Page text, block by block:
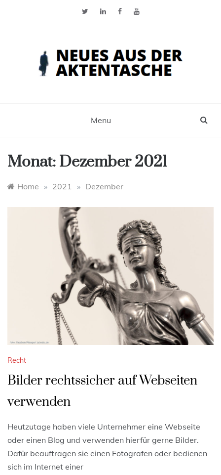
Menu
Monat: Dezember 2021
Home » 2021 » Dezember
Recht
Bilder rechtssicher auf Webseiten
verwenden
Heutzutage haben viele Unternehmer eine Webseite
oder einen Blog und verwenden hierfür gerne Bilder.
Dafür beauftragen sie einen Fotografen oder bedienen
sich im Internet einer